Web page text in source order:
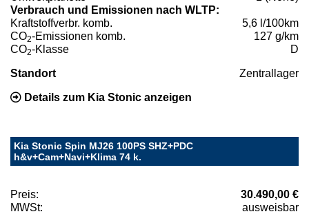
Verbrauch und Emissionen nach WLTP:
Kraftstoffverbr. komb.
5,6 l/100km
CO2-Emissionen komb.
127 g/km
CO2-Klasse D
Standort Zentrallager
Details zum Kia Stonic anzeigen
Kia Stonic Spin MJ26 100PS SHZ+PDC
h&v+Cam+Navi+Klima 74 k.
Preis:
30.490,00 €
MWSt:
ausweisbar